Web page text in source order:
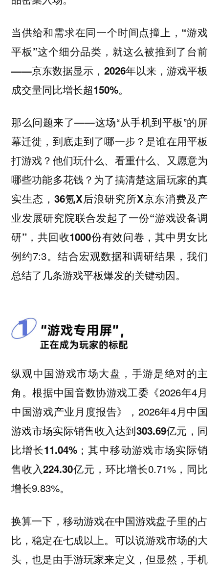
当供给和需求在同一个时间点撞上，“游戏
平板”这个细分品类，就这么被推到了台前
——京东数据显示，2026年以来，游戏平板
成交量同比增长超150%。
那么问题来了——这场“从手机到平板”的屏
幕迁徙，到底走到了哪一步？是谁在用平板
打游戏？他们玩什么、看重什么、又愿意为
哪些功能多花钱？为了搞清楚这届玩家的真
实生态， 36氪X后浪研究所X京东消费及产
业发展研究院联合发起了一份“游戏设备调
研”，共回收1000份有效问卷，其中男女比
例约7:3。结合宏观数据和调研结果，我们
总结了几条游戏平板爆发的关键动因。
纵观中国游戏市场大盘，手游是绝对的主
角。根据中国音数协游戏工委《2026年4月
中国游戏产业月度报告》，2026年4月中国
游戏市场实际销售收入达到303.69亿元，同
比增长11.04% ；其中移动游戏市场实际销
售收入224.30亿元 ，环比增长0.71%，同比
增长9.83%。
换算一下， 移动游戏在中国游戏盘子里的占
比，稳定在七成以上。 可以说游戏市场的大
头，也是由手游玩家来定义，但显然，手机